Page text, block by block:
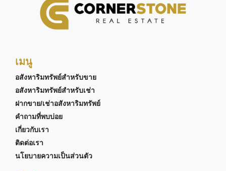
เมนู
อสังหาริมทรัพย์สำหรับขาย
อสังหาริมทรัพย์สำหรับเช่า
ฝากขาย/เช่าอสังหาริมทรัพย์
คำถามที่พบบ่อย
เกี่ยวกับเรา
ติดต่อเรา
นโยบายความเป็นส่วนตัว